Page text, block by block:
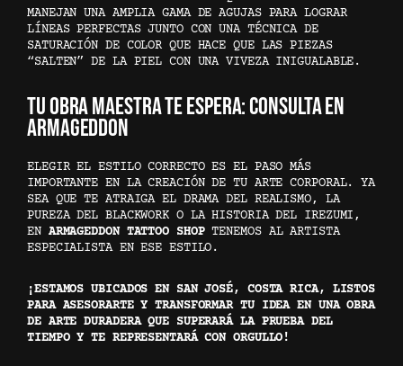
MANEJAN UNA AMPLIA GAMA DE AGUJAS PARA LOGRAR
LÍNEAS PERFECTAS JUNTO CON UNA TÉCNICA DE
SATURACIÓN DE COLOR QUE HACE QUE LAS PIEZAS
“SALTEN” DE LA PIEL CON UNA VIVEZA INIGUALABLE.
TU OBRA MAESTRA TE ESPERA: CONSULTA EN
ARMAGEDDON
ELEGIR EL ESTILO CORRECTO ES EL PASO MÁS
IMPORTANTE EN LA CREACIÓN DE TU ARTE CORPORAL. YA
SEA QUE TE ATRAIGA EL DRAMA DEL REALISMO, LA
PUREZA DEL BLACKWORK O LA HISTORIA DEL IREZUMI,
EN ARMAGEDDON TATTOO SHOPTENEMOS AL ARTISTA
ESPECIALISTA EN ESE ESTILO.
¡ESTAMOS UBICADOS EN SAN JOSÉ, COSTA RICA, LISTOS
PARA ASESORARTE Y TRANSFORMAR TU IDEA EN UNA OBRA
DE ARTE DURADERA QUE SUPERARÁ LA PRUEBA DEL
TIEMPO Y TE REPRESENTARÁ CON ORGULLO!